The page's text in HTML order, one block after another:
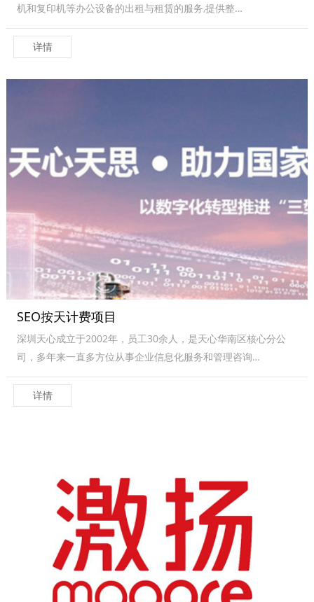
机和复印机等办公设备的出租与租赁的服务,提供整…
详情
SEO按天计费项目
深圳天心成立于2002年，员工30余人，是天心华南区核心分公
司，多年来一直多方位从事企业信息化服务和管理咨询…
详情